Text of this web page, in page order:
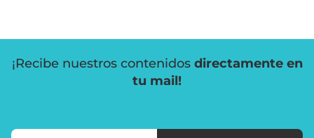
¡Recibe nuestros contenidos directamente en
tu mail!